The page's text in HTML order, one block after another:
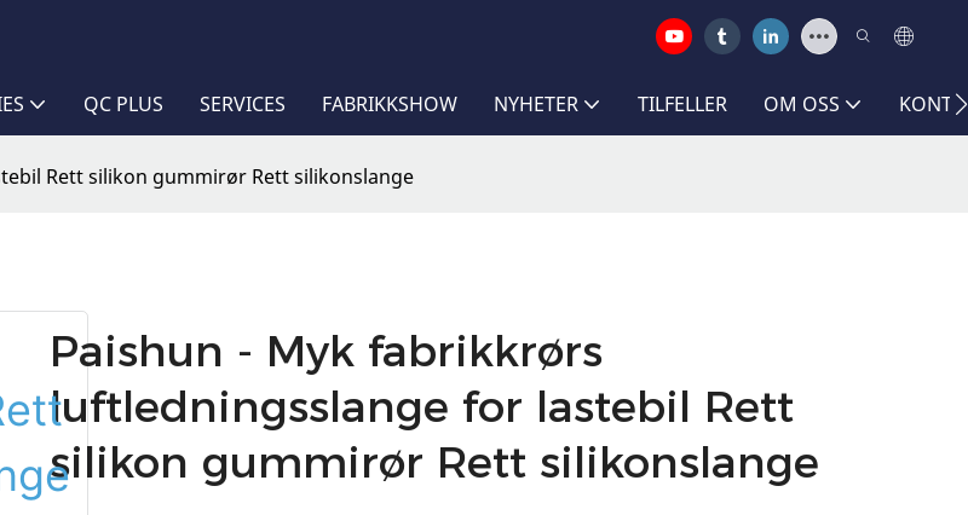
QC PLUS SERVICES FABRIKKSHOW NYHETER TILFELLER OM OSS
Rett silikon gummirør Rett silikonslange
Paishun - Myk fabrikkrørs
luftledningsslange for lastebil Rett
silikon gummirør Rett silikonslange